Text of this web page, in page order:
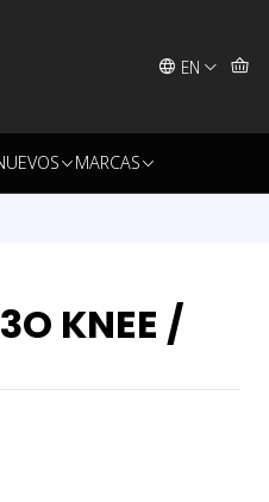
EN
MARCAS
KNEE /